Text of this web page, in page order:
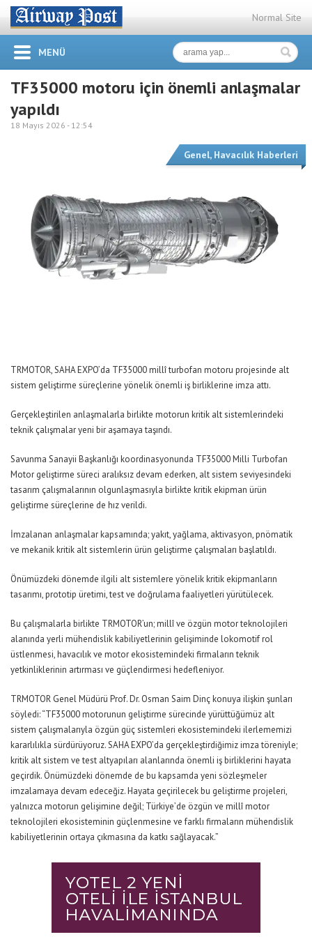
Normal Site
MENÜ
TF35000 motoru için önemli anlaşmalar
yapıldı
18 Mayıs 2026 - 12:54
Genel, Havacılık Haberleri
TRMOTOR, SAHA EXPO’da TF35000 millî turbofan motoru projesinde alt
sistem geliştirme süreçlerine yönelik önemli iş birliklerine imza attı.
Gerçekleştirilen anlaşmalarla birlikte motorun kritik alt sistemlerindeki
teknik çalışmalar yeni bir aşamaya taşındı.
Savunma Sanayii Başkanlığı koordinasyonunda TF35000 Milli Turbofan
Motor geliştirme süreci aralıksız devam ederken, alt sistem seviyesindeki
tasarım çalışmalarının olgunlaşmasıyla birlikte kritik ekipman ürün
geliştirme süreçlerine de hız verildi.
İmzalanan anlaşmalar kapsamında; yakıt, yağlama, aktivasyon, pnömatik
ve mekanik kritik alt sistemlerin ürün geliştirme çalışmaları başlatıldı.
Önümüzdeki dönemde ilgili alt sistemlere yönelik kritik ekipmanların
tasarımı, prototip üretimi, test ve doğrulama faaliyetleri yürütülecek.
Bu çalışmalarla birlikte TRMOTOR’un; millî ve özgün motor teknolojileri
alanında yerli mühendislik kabiliyetlerinin gelişiminde lokomotif rol
üstlenmesi, havacılık ve motor ekosistemindeki firmaların teknik
yetkinliklerinin artırması ve güçlendirmesi hedefleniyor.
TRMOTOR Genel Müdürü Prof. Dr. Osman Saim Dinç konuya ilişkin şunları
söyledi:“TF35000 motorunun geliştirme sürecinde yürüttüğümüz alt
sistem çalışmalarıyla özgün güç sistemleri ekosistemindeki ilerlememizi
kararlılıkla sürdürüyoruz. SAHA EXPO’da gerçekleştirdiğimiz imza töreniyle;
kritik alt sistem ve test altyapıları alanlarında önemli iş birliklerini hayata
geçirdik. Önümüzdeki dönemde de bu kapsamda yeni sözleşmeler
imzalamaya devam edeceğiz. Hayata geçirilecek bu geliştirme projeleri,
yalnızca motorun gelişimine değil; Türkiye’de özgün ve millî motor
teknolojileri ekosisteminin güçlenmesine ve farklı firmaların mühendislik
kabiliyetlerinin ortaya çıkmasına da katkı sağlayacak.”